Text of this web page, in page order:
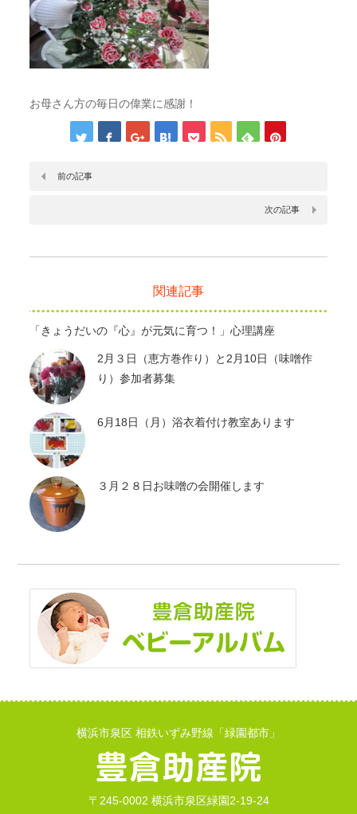
お母さん方の毎日の偉業に感謝！
前の記事
次の記事
関連記事
「きょうだいの『心』が元気に育つ！」心理講座
2月３日（恵方巻作り）と2月10日（味噌作
り）参加者募集
6月18日（月）浴衣着付け教室あります
３月２８日お味噌の会開催します
横浜市泉区 相鉄いずみ野線「緑園都市」
〒245-0002 横浜市泉区緑園2-19-24